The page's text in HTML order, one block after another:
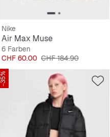
Nike
Air Max Muse
6 Farben
Preis
CHF 60.00 Originalpreis
CHF 184.90
-35%